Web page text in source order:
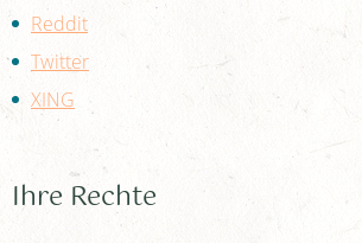
Reddit
Twitter
XING
Ihre Rechte